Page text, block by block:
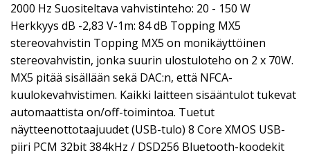
2000 Hz Suositeltava vahvistinteho: 20 - 150 W
Herkkyys dB -2,83 V-1m: 84 dB Topping MX5
stereovahvistin Topping MX5 on monikäyttöinen
stereovahvistin, jonka suurin ulostuloteho on 2 x 70W.
MX5 pitää sisällään sekä DAC:n, että NFCA-
kuulokevahvistimen. Kaikki laitteen sisääntulot tukevat
automaattista on/off-toimintoa. Tuetut
näytteenottotaajuudet (USB-tulo) 8 Core XMOS USB-
piiri PCM 32bit 384kHz / DSD256 Bluetooth-koodekit